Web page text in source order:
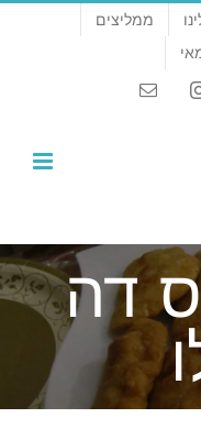
ממליצים
Instagram
Email
דה